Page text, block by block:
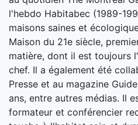
l'hebdo Habitabec (1989-
maisons saines et
Maison du 21e siècle,
matière, dont il est toujours
chef. Il a également été
Presse et au magazine
ans, entre autres médias. Il
formateur et conférencier